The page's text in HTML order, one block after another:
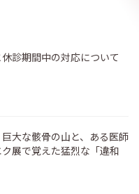
診期間中の対応について
巨大な骸骨の山と、ある医師
展で覚えた猛烈な「違和